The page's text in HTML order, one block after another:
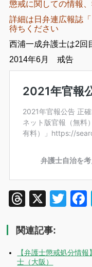
懲戒に関しての情報
詳細は日弁連広報誌
待ちください
西浦一成弁護士は2回
2014年6月 戒告
Threads
X
関連記事:
【弁護士懲戒処分情
士（大阪）